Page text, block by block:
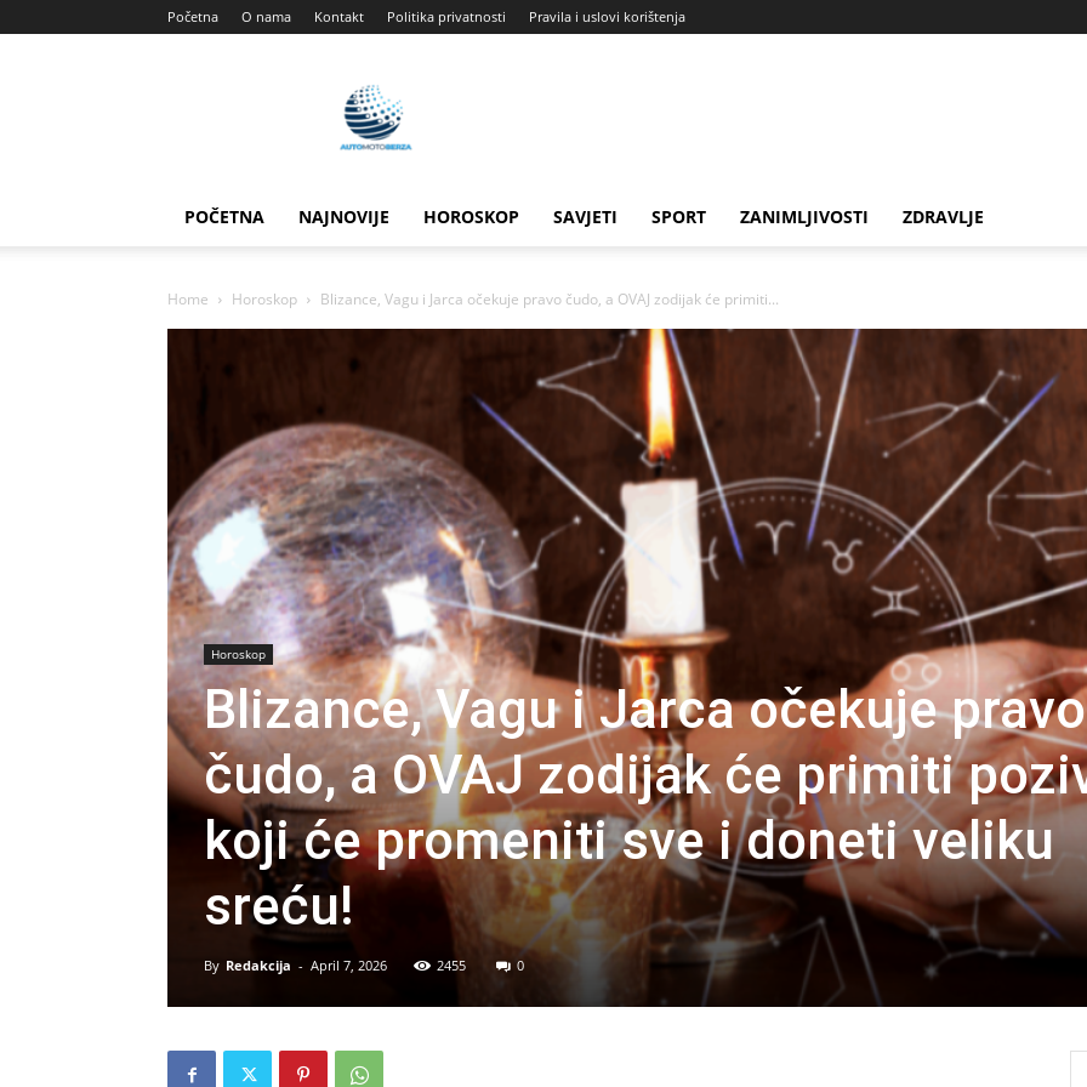
Početna O nama Kontakt Politika privatnosti Pravila i uslovi korištenja
Automotoberza
POČETNA NAJNOVIJE HOROSKOP SAVJETI SPORT ZANIMLJIVOSTI ZDRAVLJE
Home Horoskop Blizance, Vagu i Jarca očekuje pravo čudo, a OVAJ zodijak će primiti...
Horoskop
Blizance, Vagu i Jarca očekuje pravo
čudo, a OVAJ zodijak će primiti
koji će promeniti sve i doneti veliku
sreću!
By Redakcija - April 7, 2026 2455 0